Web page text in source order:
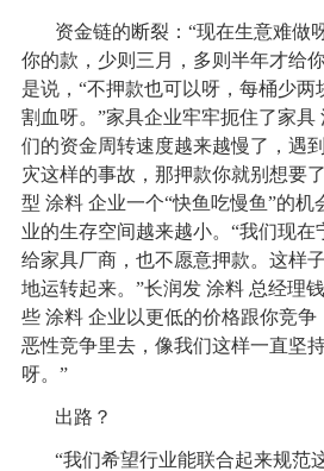
资金链的断裂：“现在生意难做
你的款，少则三月，多则半年才给
是说，“不押款也可以呀，每桶少两
割血呀。”家具企业牢牢扼住了家具
们的资金周转速度越来越慢了，遇
灾这样的事故，那押款你就别想要
型 涂料企业一个“快鱼吃慢鱼”的机
业的生存空间越来越小。“我们现在
给家具厂商，也不愿意押款。这样
地运转起来。”长润发 涂料总经理
些 涂料企业以更低的价格跟你竞争
恶性竞争里去，像我们这样一直坚
呀。”
出路？
“我们希望行业能联合起来规范